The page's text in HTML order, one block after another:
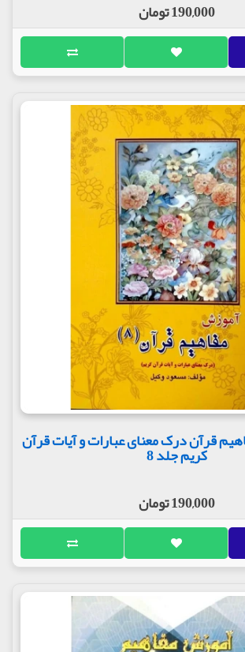
190,000 تومان
قرآن درک معنای عبارات و آیات قرآن
کریم جلد 8
190,000 تومان